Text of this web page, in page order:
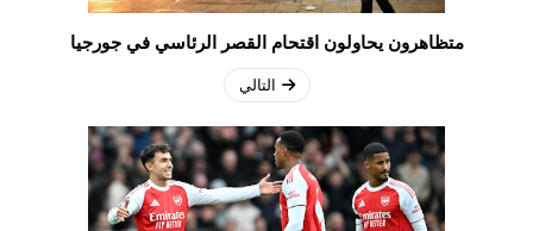
متظاهرون يحاولون اقتحام القصر الرئاسي في جورجيا
التالي